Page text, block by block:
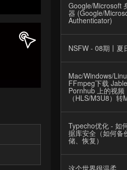
Google/Microsoft
器 (Google/
Authenticator)
NSFW - 08期丨夏
Mac/Windows/
FFmpeg下载
Pornhub 上的视频
（HLS/M3U8）转
Typecho优化 - 如
据库安全（如何备
储、恢复）